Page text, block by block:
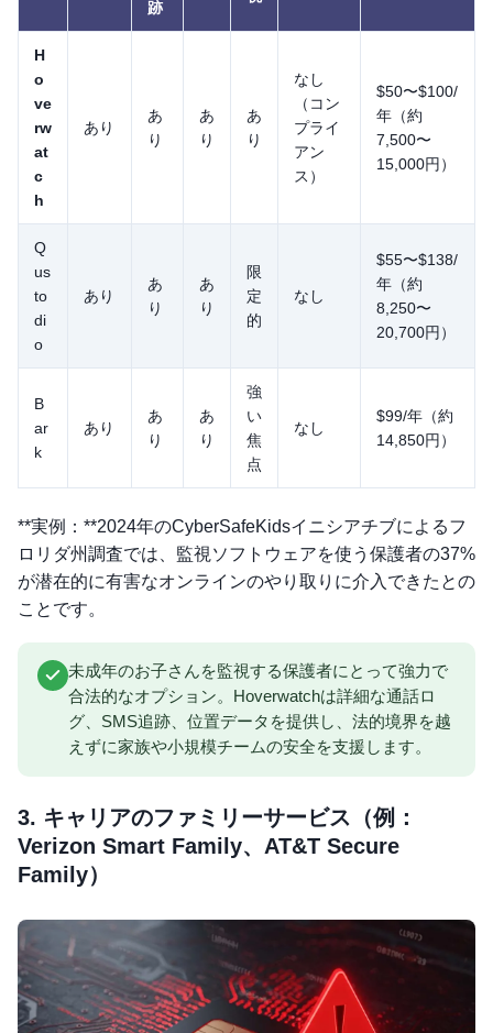
跡
H
o
ve
rw
at
c
h
あり
あ
り
あ
り
あ
り
なし
（コン
プライ
アン
ス）
$50〜$100/
年（約
7,500〜
15,000円）
Q
us
to
di
o
あり
あ
り
あ
り
限
定
的
なし
$55〜$138/
年（約
8,250〜
20,700円）
B
ar
k
あり
あ
り
あ
り
強
い
焦
点
なし
$99/年（約
14,850円）
**実例：**2024年のCyberSafeKidsイニシアチブによるフ
ロリダ州調査では、監視ソフトウェアを使う保護者の37%
が潜在的に有害なオンラインのやり取りに介入できたとの
ことです。
未成年のお子さんを監視する保護者にとって強力で
合法的なオプション。Hoverwatchは詳細な通話ロ
グ、SMS追跡、位置データを提供し、法的境界を越
えずに家族や小規模チームの安全を支援します。
3. キャリアのファミリーサービス（例：
Verizon Smart Family、AT&T Secure
Family）